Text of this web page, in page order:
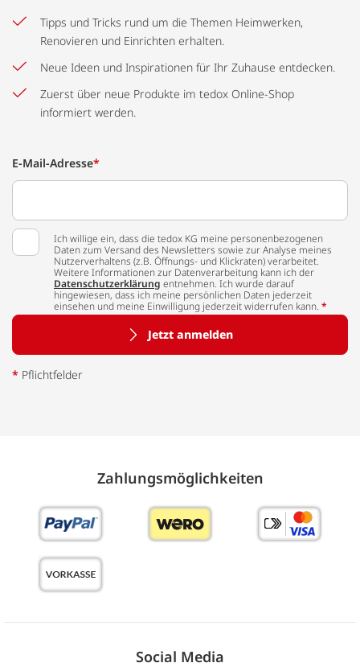
Tipps und Tricks rund um die Themen Heimwerken,
Renovieren und Einrichten erhalten.
Neue Ideen und Inspirationen für Ihr Zuhause entdecken.
Zuerst über neue Produkte im tedox Online-Shop
informiert werden.
E-Mail-Adresse*
Ich willige ein, dass die tedox KG meine personenbezogenen
Daten zum Versand des Newsletters sowie zur Analyse meines
Nutzerverhaltens (z.B. Öffnungs- und Klickraten) verarbeitet.
Weitere Informationen zur Datenverarbeitung kann ich der
Datenschutzerklärung entnehmen. Ich wurde darauf
hingewiesen, dass ich meine persönlichen Daten jederzeit
einsehen und meine Einwilligung jederzeit widerrufen kann. *
Jetzt anmelden
* Pflichtfelder
Zahlungs­möglich­keiten
Social Media